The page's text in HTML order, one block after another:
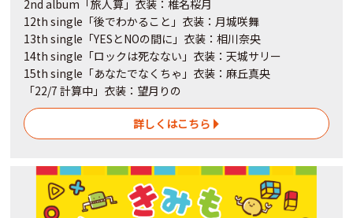
2nd album「旅人算」衣装：椎名桜月
12th single「後でわかること」衣装：月城咲舞
13th single「YESとNOの間に」衣装：相川奈央
14th single「ロックは死なない」衣装：天城サリー
15th single「あなたでなくちゃ」衣装：麻丘真央
「22/7 計算中」衣装：望月りの
詳しくはこちら